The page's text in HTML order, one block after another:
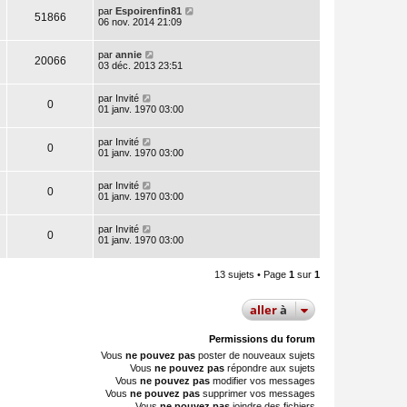
51866 par Espoirenfin81
06 nov. 2014 21:09
20066 par annie
03 déc. 2013 23:51
0 par Invité
01 janv. 1970 03:00
0 par Invité
01 janv. 1970 03:00
0 par Invité
01 janv. 1970 03:00
0 par Invité
01 janv. 1970 03:00
13 sujets • Page 1 sur 1
allerà
Permissions du forum
Vous ne pouvez pas poster de nouveaux sujets
Vous ne pouvez pas répondre aux sujets
Vous ne pouvez pas modifier vos messages
Vous ne pouvez pas supprimer vos messages